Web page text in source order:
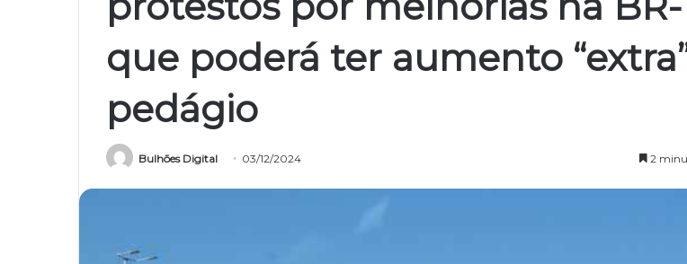
que poderá ter aumento
pedágio
Bulhões Digital 03/12/2024 2